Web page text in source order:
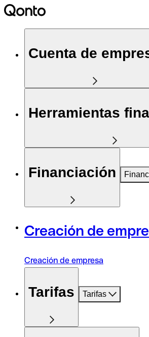
Cuenta de
Herramientas
Financiación
Creación de
Creación de empresa
Tarifas Tarifas